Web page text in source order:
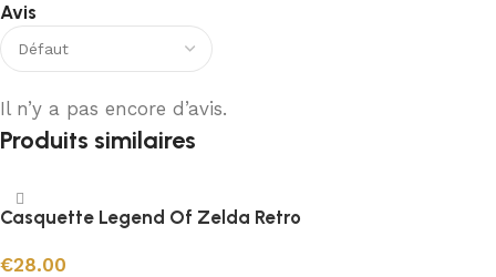
Avis
Il n’y a pas encore d’avis.
Produits similaires
Casquette Legend Of Zelda Retro
€28.00